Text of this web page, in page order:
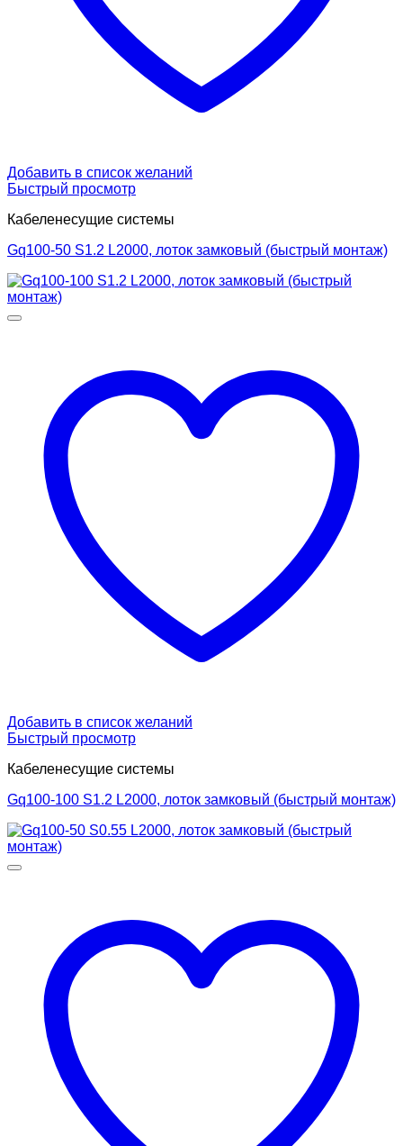
Добавить в список желаний
Быстрый просмотр
Кабеленесущие системы
Gq100-50 S1.2 L2000, лоток замковый (быстрый монтаж)
Добавить в список желаний
Быстрый просмотр
Кабеленесущие системы
Gq100-100 S1.2 L2000, лоток замковый (быстрый монтаж)